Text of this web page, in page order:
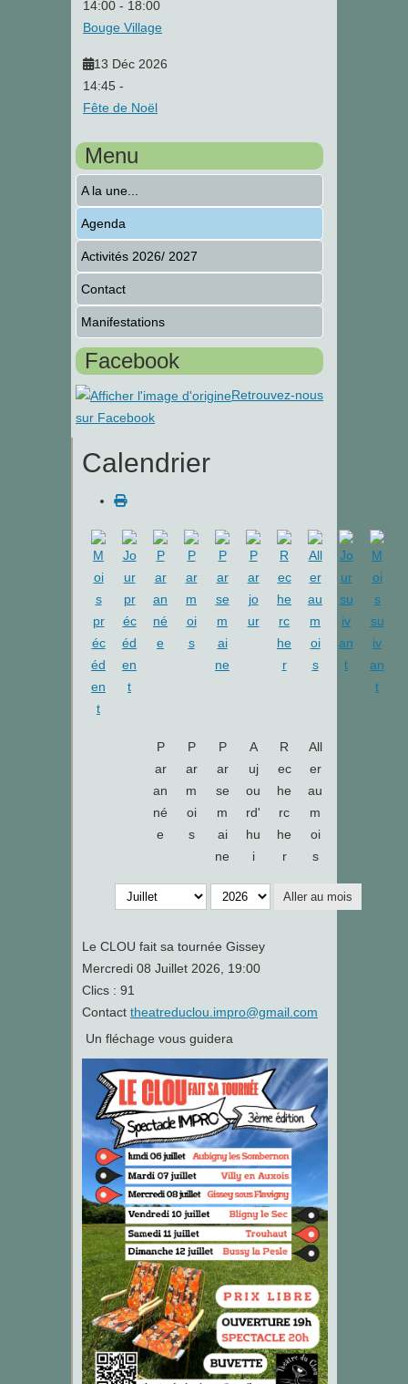
14:00 - 18:00
Bouge Village
13 Déc 2026
14:45 -
Fête de Noël
Menu
A la une...
Agenda
Activités 2026/ 2027
Contact
Manifestations
Facebook
Retrouvez-nous
sur Facebook
Calendrier
P
ar
an
né
e
P
ar
m
oi
s
P
ar
se
m
ai
ne
A
uj
ou
rd'
hu
i
R
ec
he
rc
he
r
All
er
au
m
oi
s
Aller au mois
Le CLOU fait sa tournée Gissey
Mercredi 08 Juillet 2026, 19:00
Clics : 91
Contact theatreduclou.impro@gmail.com
Un fléchage vous guidera